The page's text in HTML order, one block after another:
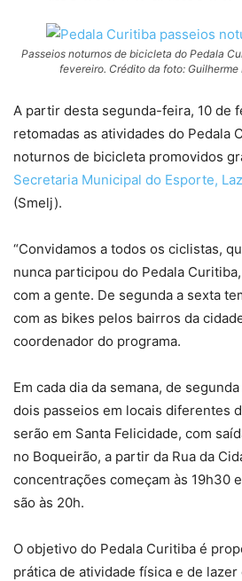
Passeios noturnos de bicicleta do Pedala
fevereiro. Crédito da foto:
A partir desta segunda-feira, 10 de
retomadas as atividades do Pedala
noturnos de bicicleta promovidos
Secretaria Municipal do Esporte,
(Smelj).
“Convidamos a todos os ciclistas,
nunca participou do Pedala
com a gente. De segunda a sexta
com as bikes pelos bairros da
coordenador do programa.
Em cada dia da semana, de
dois passeios em locais diferentes
serão em Santa Felicidade, com
no Boqueirão, a partir da Rua da
concentrações começam às 19h30
são às 20h.
O objetivo do Pedala Curitiba é
prática de atividade física e de lazer